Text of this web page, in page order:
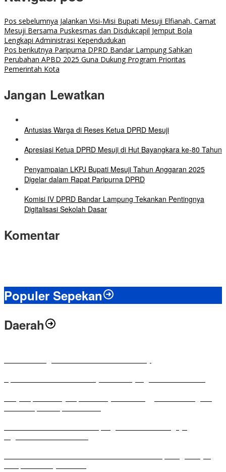
Pos sebelumnya Jalankan Visi-Misi Bupati Mesuji Elfianah, Camat
Mesuji Bersama Puskesmas dan Disdukcapil Jemput Bola
Lengkapi Administrasi Kependudukan
Pos berikutnya Paripurna DPRD Bandar Lampung Sahkan
Perubahan APBD 2025 Guna Dukung Program Prioritas
Pemerintah Kota
Jangan Lewatkan
Antusias Warga di Reses Ketua DPRD Mesuji
Apresiasi Ketua DPRD Mesuji di Hut Bayangkara ke-80 Tahun
Penyampaian LKPJ Bupati Mesuji Tahun Anggaran 2025
Digelar dalam Rapat Paripurna DPRD
Komisi IV DPRD Bandar Lampung Tekankan Pentingnya
Digitalisasi Sekolah Dasar
Komentar
Populer Sepekan
Daerah